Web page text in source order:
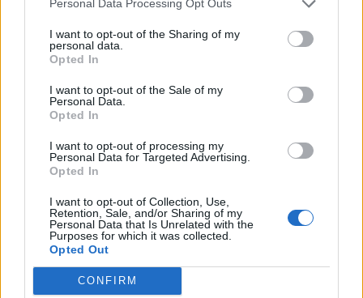
Personal Data Processing Opt Outs
I want to opt-out of the Sharing of my
personal data.
Opted In
I want to opt-out of the Sale of my
Personal Data.
Opted In
I want to opt-out of processing my
Personal Data for Targeted Advertising.
Opted In
I want to opt-out of Collection, Use,
Retention, Sale, and/or Sharing of my
Personal Data that Is Unrelated with the
Purposes for which it was collected.
Opted Out
CONFIRM